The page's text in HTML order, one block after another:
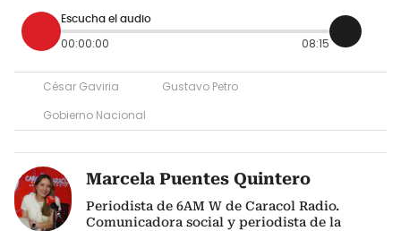
Escucha el audio
00:00:00 08:15
César Gaviria
Gustavo Petro
Gobierno Nacional
Marcela Puentes Quintero
Periodista de 6AM W de Caracol Radio.
Comunicadora social y periodista de la